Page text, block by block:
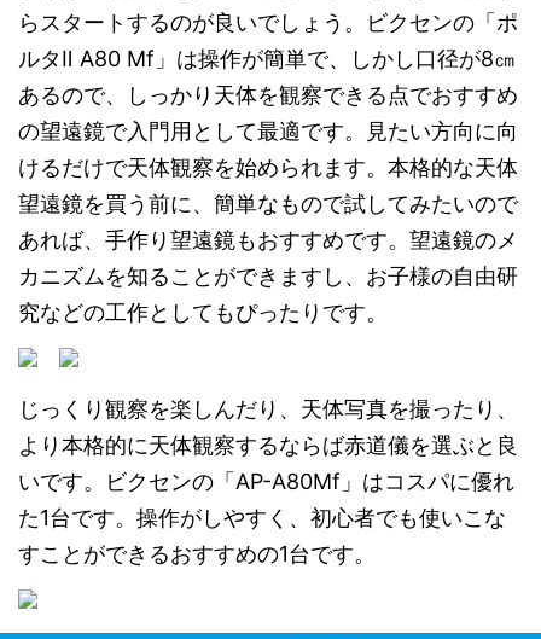
らスタートするのが良いでしょう。ビクセンの「ポ
ルタⅡ A80 Mf」は操作が簡単で、しかし口径が8㎝
あるので、しっかり天体を観察できる点でおすすめ
の望遠鏡で入門用として最適です。見たい方向に向
けるだけで天体観察を始められます。本格的な天体
望遠鏡を買う前に、簡単なもので試してみたいので
あれば、手作り望遠鏡もおすすめです。望遠鏡のメ
カニズムを知ることができますし、お子様の自由研
究などの工作としてもぴったりです。
じっくり観察を楽しんだり、天体写真を撮ったり、
より本格的に天体観察するならば赤道儀を選ぶと良
いです。ビクセンの「AP-A80Mf」はコスパに優れ
た1台です。操作がしやすく、初心者でも使いこな
すことができるおすすめの1台です。